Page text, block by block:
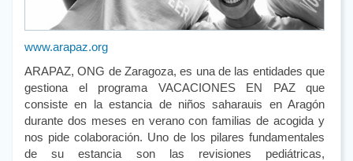
www.arapaz.org
ARAPAZ, ONG de Zaragoza, es una de las entidades que
gestiona el programa VACACIONES EN PAZ que
consiste en la estancia de niños saharauis en Aragón
durante dos meses en verano con familias de acogida y
nos pide colaboración. Uno de los pilares fundamentales
de su estancia son las revisiones pediátricas,